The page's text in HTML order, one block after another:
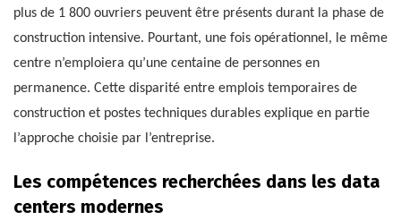
plus de 1 800 ouvriers peuvent être présents durant la phase de
construction intensive. Pourtant, une fois opérationnel, le même
centre n’emploiera qu’une centaine de personnes en
permanence. Cette disparité entre emplois temporaires de
construction et postes techniques durables explique en partie
l’approche choisie par l’entreprise.
Les compétences recherchées dans les data
centers modernes